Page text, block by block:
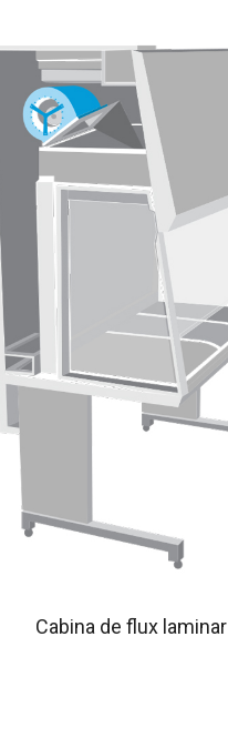
Cabina de flux laminar